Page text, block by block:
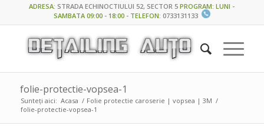
ADRESA:STRADA ECHINOCTIULUI 52, SECTOR 5 PROGRAM: LUNI -
SAMBATA 09:00 - 18:00 - TELEFON: 0733131133
folie-protectie-vopsea-1
Sunteți aici: Acasa / Folie protectie caroserie | vopsea | 3M /
folie-protectie-vopsea-1